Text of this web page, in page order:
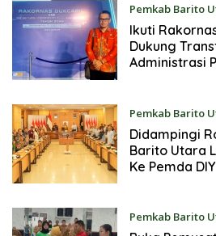
Pemkab Barito
Ikuti
Dukung
Administrasi
Pemkab Barito
Didampingi
Barito Utara
Ke Pemda
Pemkab Barito